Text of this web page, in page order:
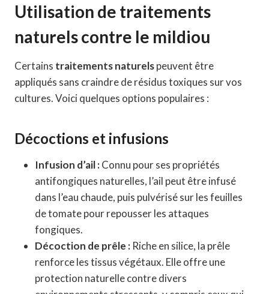
Utilisation de traitements
naturels contre le mildiou
Certains traitements naturelspeuvent être
appliqués sans craindre de résidus toxiques sur vos
cultures. Voici quelques options populaires :
Décoctions et infusions
Infusion d’ail :Connu pour ses propriétés
antifongiques naturelles, l’ail peut être infusé
dans l’eau chaude, puis pulvérisé sur les feuilles
de tomate pour repousser les attaques
fongiques.
Décoction de prêle : Riche en silice, la prêle
renforce les tissus végétaux. Elle offre une
protection naturelle contre divers